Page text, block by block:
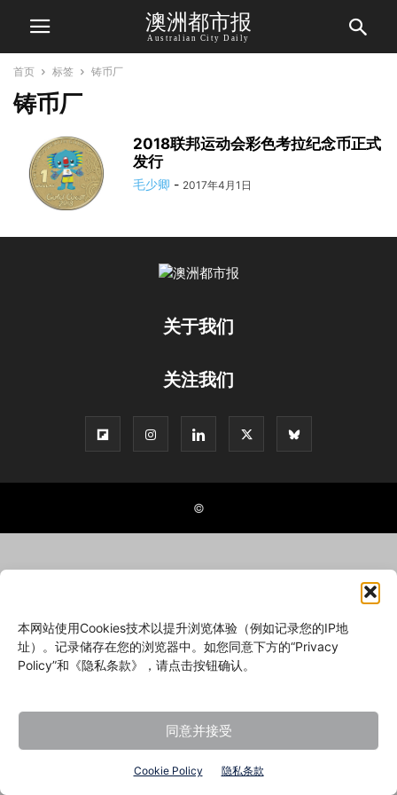
本网站使用Cookies技术以提升浏览体验（例如记录您的IP地
址）。记录储存在您的浏览器中。如您同意下方的“Privacy
Policy”和《隐私条款》，请点击按钮确认。
同意并接受
Cookie Policy 隐私条款
澳洲都市报
Australian City Daily
首页 标签 铸币厂
铸币厂
2018联邦运动会彩色考拉纪念币正式
发行
毛少卿 - 2017年4月1日
关于我们
关注我们
©